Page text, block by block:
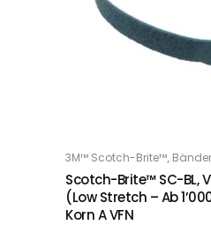
OPTIONS
3M™ Scotch-Brite™, Bänder
Scotch-Brite™ SC-BL,
(low Stretch – Ab
Korn A VFN